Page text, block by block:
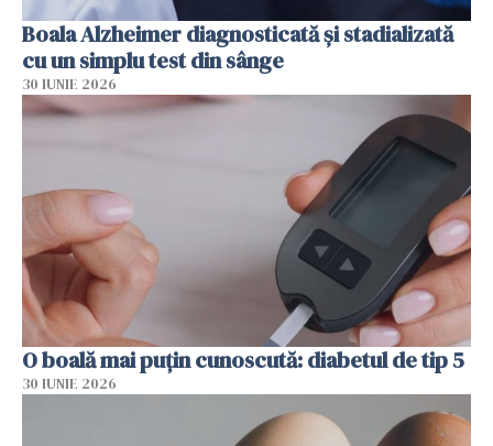
Boala Alzheimer diagnosticată și stadializată
cu un simplu test din sânge
30 IUNIE 2026
O boală mai puțin cunoscută: diabetul de tip 5
30 IUNIE 2026